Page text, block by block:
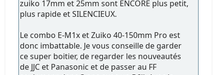
zuiko 17mm et 25mm sont ENCORE plus petit,
plus rapide et SILENCIEUX.
Le combo E-M1x et Zuiko 40-150mm Pro est
donc imbattable. Je vous conseille de garder
ce super boitier, de regarder les nouveautés
de JJC et Panasonic et de passer au FF